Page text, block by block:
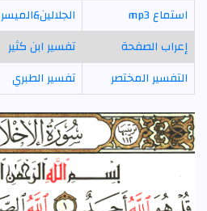
استماع mp3
الجلالين&الميسر
إعراب الصفحة
تفسير ابن كثير
التفسير المختصر
تفسير الطبري